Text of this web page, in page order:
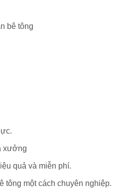
bê tông
xưởng
quả và miễn phí.
tông một cách chuyên nghiệp.